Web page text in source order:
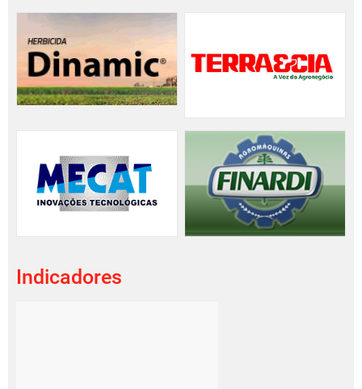
Indicadores